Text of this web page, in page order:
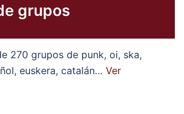
grupos
270 grupos de punk, oi, ska,
euskera, catalán… Ver